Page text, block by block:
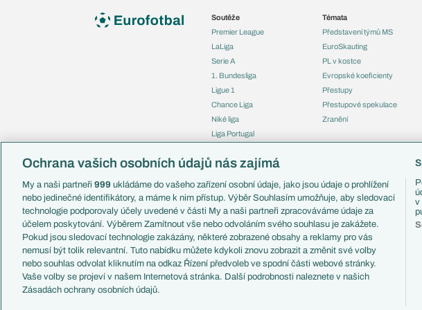
Soutěže
Premier League
LaLiga
Serie A
1. Bundesliga
Ligue 1
Chance Liga
Niké liga
Liga Portugal
Liga mistrů
Mistrovství světa
Liga národů
Témata
Představení týmů MS
EuroSkauting
PL v kostce
Evropské koeficienty
Přestupy
Přestupové spekulace
Zranění
Copyright © 2001-2026 EuroFotbal.cz. Využíváme zpravodajství ČTK.
Ochrana vašich osobních údajů nás zajímá
My a naši partneři 999 ukládáme do vašeho zařízení osobní údaje, jako jsou údaje o prohlížení
nebo jedinečné identifikátory, a máme k nim přístup. Výběr Souhlasím umožňuje, aby sledovací
technologie podporovaly účely uvedené v části My a naši partneři zpracováváme údaje za
účelem poskytování. Výběrem Zamítnout vše nebo odvoláním svého souhlasu je zakážete.
Pokud jsou sledovací technologie zakázány, některé zobrazené obsahy a reklamy pro vás
nemusí být tolik relevantní. Tuto nabídku můžete kdykoli znovu zobrazit a změnit své volby
nebo souhlas odvolat kliknutím na odkaz Řízení předvoleb ve spodní části webové stránky.
Vaše volby se projeví v našem Internetová stránka. Další podrobnosti naleznete v našich
Zásadách ochrany osobních údajů.
v